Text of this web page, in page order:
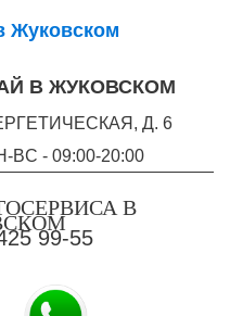
В ЖУКОВСКОМ
Д. 6
- 09:00-20:00
99-55